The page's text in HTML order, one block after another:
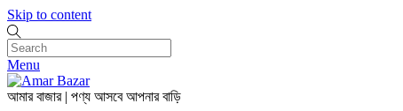
Skip to content
Menu
আমার বাজার | পণ্য আসবে আপনার বাড়ি